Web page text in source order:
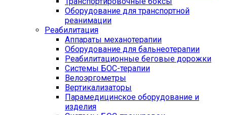
Оборудование для транспортной
реанимации
Реабилитация
Аппараты механотерапии
Оборудование для бальнеотерапии
Реабилитационные беговые дорожки
Системы БОС-терапии
Велоэргометры
Вертикализаторы
Парамедицинское оборудование и
изделия